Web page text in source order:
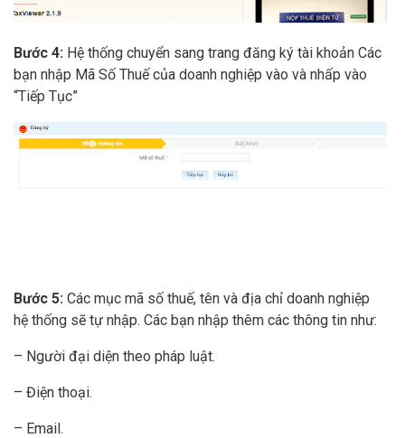
Bước 4: Hệ thống chuyển sang trang đăng ký tài khoản Các
bạn nhập Mã Số Thuế của doanh nghiệp vào và nhấp vào
“Tiếp Tục”
Bước 5: Các mục mã số thuế, tên và địa chỉ doanh nghiệp
hệ thống sẽ tự nhập. Các bạn nhập thêm các thông tin như:
– Người đại diện theo pháp luật.
– Điện thoại.
– Email.